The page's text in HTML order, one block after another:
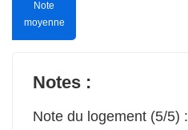
Note
moyenne
Notes :
Note du logement (5/5) :